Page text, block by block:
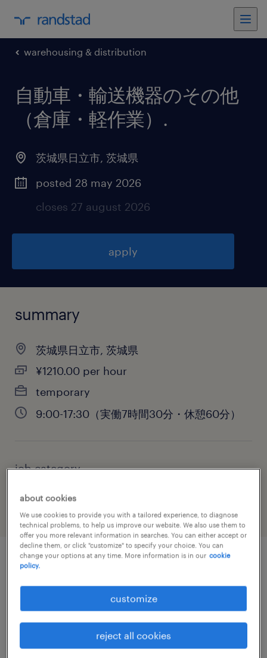
warehousing & distribution
自動車・輸送機器のその他
（倉庫・軽作業） .
茨城県日立市, 茨城県
posted 28 may 2026
closes 27 august 2026
apply
summary
茨城県日立市, 茨城県
¥1210.00 per hour
temporary
9:00-17:30（実働7時間30分・休憩60分）
job category
job details
職種
その他（倉庫・軽作業）
about cookies
We use cookies to provide you with a tailored experience, to diagnose
technical problems, to help us improve our website. We also use them to
offer you more relevant information in searches. You can either accept or
decline them, or click "customize" to specify your choice. You can
change your options at any time. More information is in our cookie
policy.
customize
reject all cookies